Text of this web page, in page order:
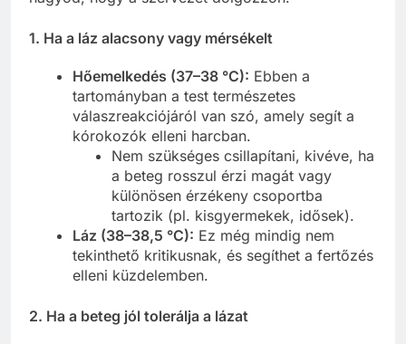
1. Ha a láz alacsony vagy mérsékelt
Hőemelkedés (37–38 °C): Ebben a
tartományban a test természetes
válaszreakciójáról van szó, amely segít a
kórokozók elleni harcban.
Nem szükséges csillapítani, kivéve, ha
a beteg rosszul érzi magát vagy
különösen érzékeny csoportba
tartozik (pl. kisgyermekek, idősek).
Láz (38–38,5 °C): Ez még mindig nem
tekinthető kritikusnak, és segíthet a fertőzés
elleni küzdelemben.
2. Ha a beteg jól tolerálja a lázat